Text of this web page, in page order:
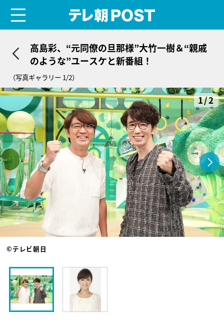
高島彩、“元同僚の旦那様”大竹一樹＆“親戚
のような”ユースケと新番組！
（写真ギャラリー 1/2）
1/2
©テレビ朝日